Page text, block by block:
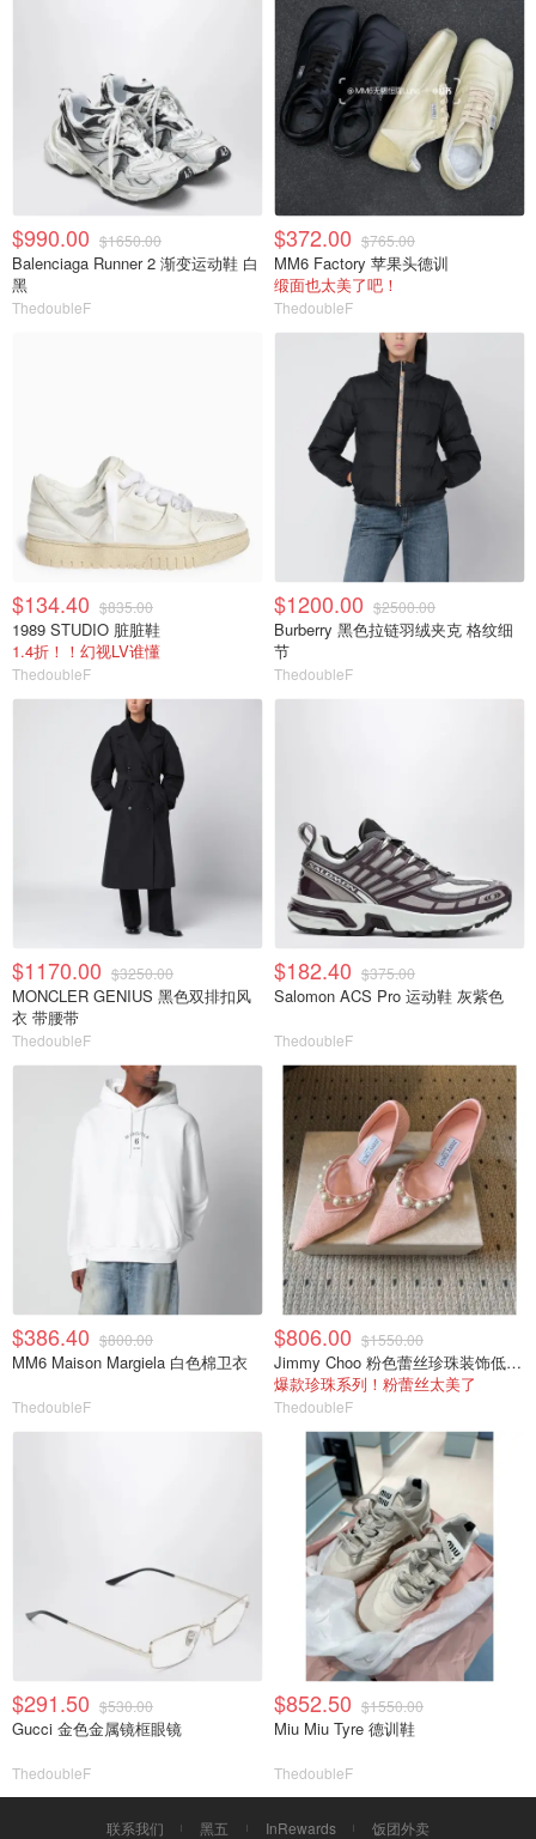
$990.00 $1650.00
Balenciaga Runner 2 渐变运动鞋 白
黑
ThedoubleF
$372.00 $765.00
MM6 Factory 苹果头德训
缎面也太美了吧！
ThedoubleF
$134.40 $835.00
1989 STUDIO 脏脏鞋
1.4折！！幻视LV谁懂
ThedoubleF
$1200.00 $2500.00
Burberry 黑色拉链羽绒夹克 格纹细
节
ThedoubleF
$1170.00 $3250.00
MONCLER GENIUS 黑色双排扣风
衣 带腰带
ThedoubleF
$182.40 $375.00
Salomon ACS Pro 运动鞋 灰紫色
ThedoubleF
$386.40 $800.00
MM6 Maison Margiela 白色棉卫衣
ThedoubleF
$806.00 $1550.00
Jimmy Choo 粉色蕾丝珍珠装饰低胸内衣
爆款珍珠系列！粉蕾丝太美了
ThedoubleF
$291.50 $530.00
Gucci 金色金属镜框眼镜
ThedoubleF
$852.50 $1550.00
Miu Miu Tyre 德训鞋
ThedoubleF
联系我们 黑五 InRewards 饭团外卖